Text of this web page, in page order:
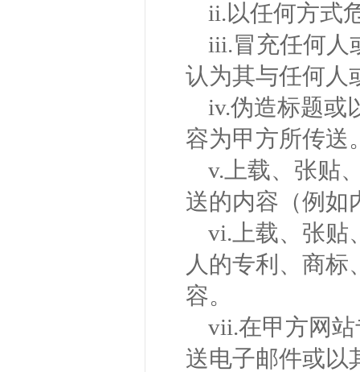
ii.以任何方式
iii.冒充任何人
认为其与任何人
iv.伪造标题或
容为甲方所传送
v.上载、张贴
送的内容（例如
vi.上载、张贴
人的专利、商
容。
vii.在甲方网
送电子邮件或以